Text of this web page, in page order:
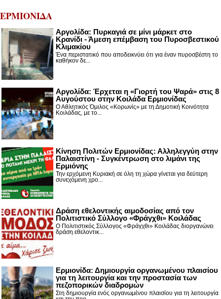
ΕΡΜΙΟΝΙΔΑ
Αργολίδα: Πυρκαγιά σε μίνι μάρκετ στο
Κρανίδι - Άμεση επέμβαση του Πυροσβεστικού
Κλιμακίου
Ένα περιστατικό που αποδεικνύει ότι για έναν πυροσβέστη το
καθήκον δε...
Αργολίδα: Έρχεται η «Γιορτή του Ψαρά» στις 8
Αυγούστου στην Κοιλάδα Ερμιονίδας
Ο Αθλητικός Όμιλος «Κορωνίς» με τη Δημοτική Κοινότητα
Κοιλάδας, με το...
Κίνηση Πολιτών Ερμιονίδας: Αλληλεγγύη στην
Παλαιστίνη - Συγκέντρωση στο λιμάνι της
Ερμιόνης
Την ερχόμενη Κυριακή σε όλη τη χώρα γίνεται για δεύτερη
συνεχόμενη χρο...
Δράση εθελοντικής αιμοδοσίας από τον
Πολιτιστικό Σύλλογο «Φράγχθι» Κοιλάδας
Ο Πολιτιστικός Σύλλογος «Φράγχθι» Κοιλάδας διοργανώνει
δράση εθελοντικ...
Ερμιονίδα: Δημιουργία οργανωμένου πλαισίου
για τη λειτουργία και την προστασία των
πεζοπορικών διαδρομών
Στη δημιουργία ενός οργανωμένου πλαισίου για τη λειτουργία